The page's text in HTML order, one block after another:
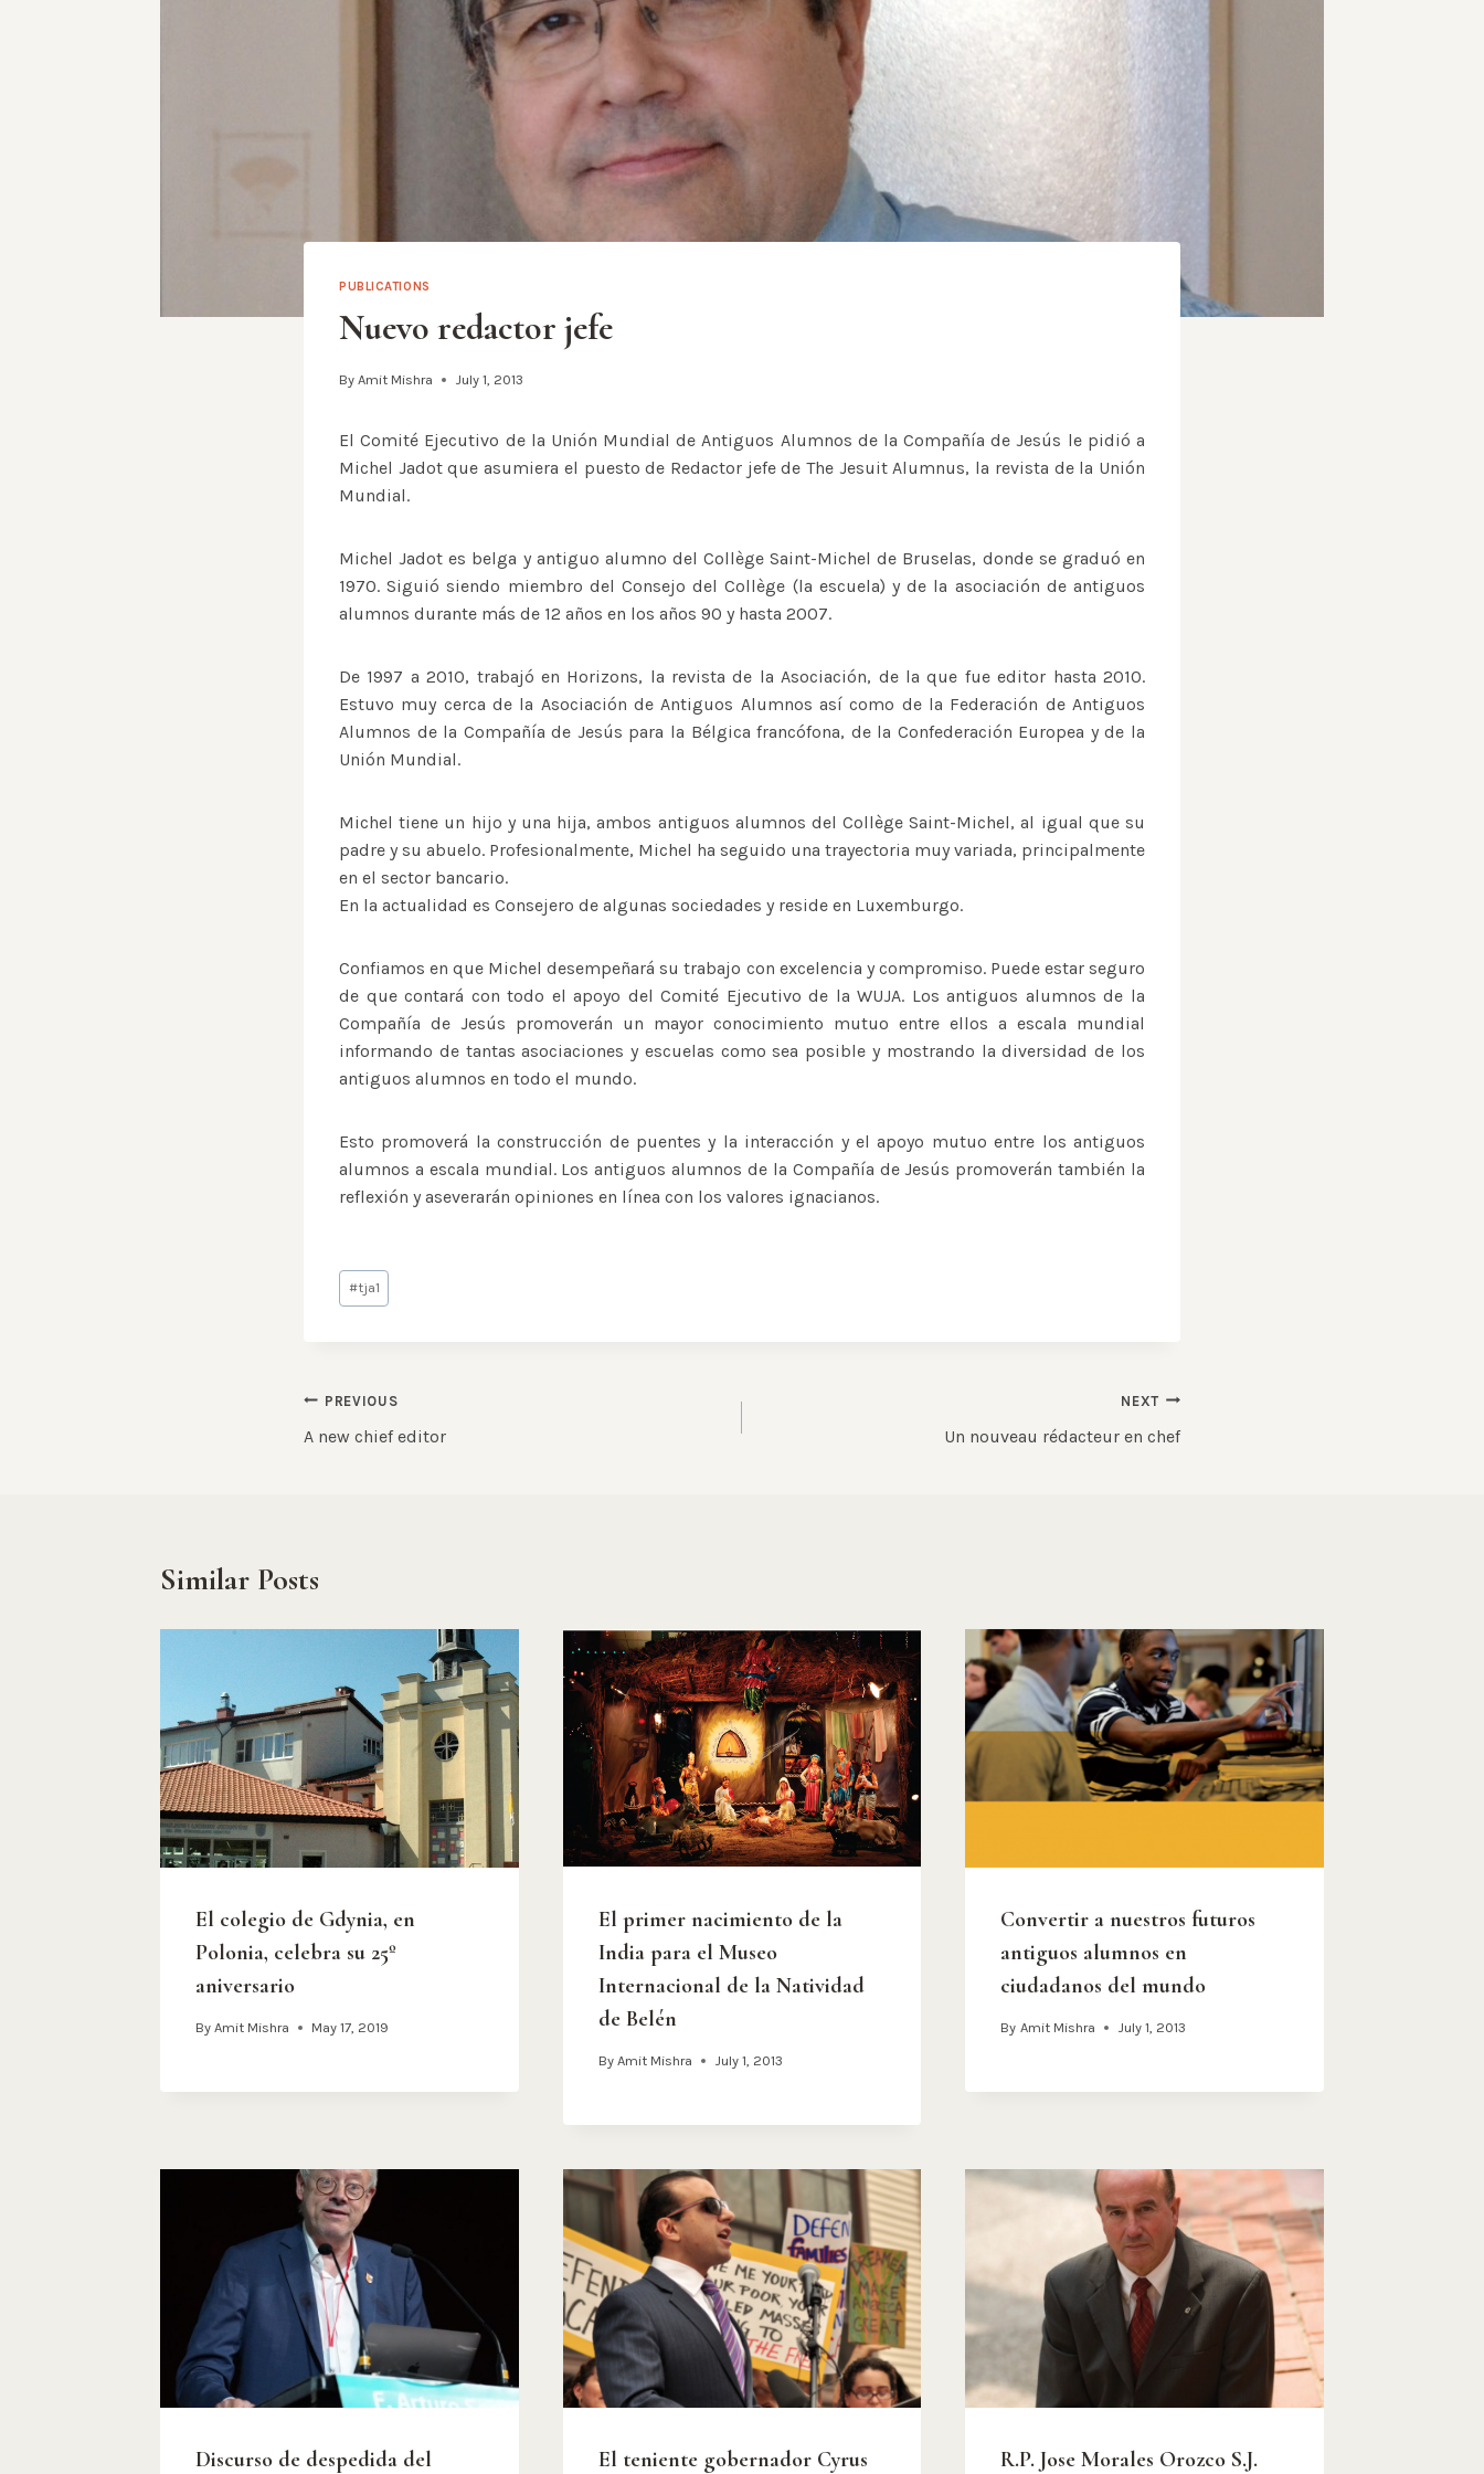
PUBLICATIONS
Nuevo redactor jefe
By Amit Mishra July 1, 2013
El Comité Ejecutivo de la Unión Mundial de Antiguos Alumnos de la Compañía de Jesús le pidió a
Michel Jadot que asumiera el puesto de Redactor jefe de The Jesuit Alumnus, la revista de la Unión
Mundial.
Michel Jadot es belga y antiguo alumno del Collège Saint-Michel de Bruselas, donde se graduó en
1970. Siguió siendo miembro del Consejo del Collège (la escuela) y de la asociación de antiguos
alumnos durante más de 12 años en los años 90 y hasta 2007.
De 1997 a 2010, trabajó en Horizons, la revista de la Asociación, de la que fue editor hasta 2010.
Estuvo muy cerca de la Asociación de Antiguos Alumnos así como de la Federación de Antiguos
Alumnos de la Compañía de Jesús para la Bélgica francófona, de la Confederación Europea y de la
Unión Mundial.
Michel tiene un hijo y una hija, ambos antiguos alumnos del Collège Saint-Michel, al igual que su
padre y su abuelo. Profesionalmente, Michel ha seguido una trayectoria muy variada, principalmente
en el sector bancario.
En la actualidad es Consejero de algunas sociedades y reside en Luxemburgo.
Confiamos en que Michel desempeñará su trabajo con excelencia y compromiso. Puede estar seguro
de que contará con todo el apoyo del Comité Ejecutivo de la WUJA. Los antiguos alumnos de la
Compañía de Jesús promoverán un mayor conocimiento mutuo entre ellos a escala mundial
informando de tantas asociaciones y escuelas como sea posible y mostrando la diversidad de los
antiguos alumnos en todo el mundo.
Esto promoverá la construcción de puentes y la interacción y el apoyo mutuo entre los antiguos
alumnos a escala mundial. Los antiguos alumnos de la Compañía de Jesús promoverán también la
reflexión y aseverarán opiniones en línea con los valores ignacianos.
Post
Tags:
#tja1
Post
navigation
PREVIOUS
A new chief editor
NEXT
Un nouveau rédacteur en chef
Similar Posts
El colegio de Gdynia, en
Polonia, celebra su 25º
aniversario
By Amit Mishra May 17, 2019
El primer nacimiento de la
India para el Museo
Internacional de la Natividad
de Belén
By Amit Mishra July 1, 2013
Convertir a nuestros futuros
antiguos alumnos en
ciudadanos del mundo
By Amit Mishra July 1, 2013
Discurso de despedida del El teniente gobernador Cyrus R.P. Jose Morales Orozco S.J.